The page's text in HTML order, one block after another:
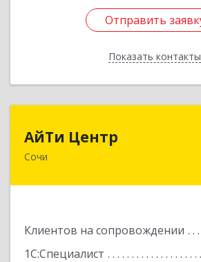
Отправить
Показать контакты
Отправить
Назад
АйТи Центр
Сочи
Клиентов на сопровождении
1С:Специалист
354000, Краснодарский край,